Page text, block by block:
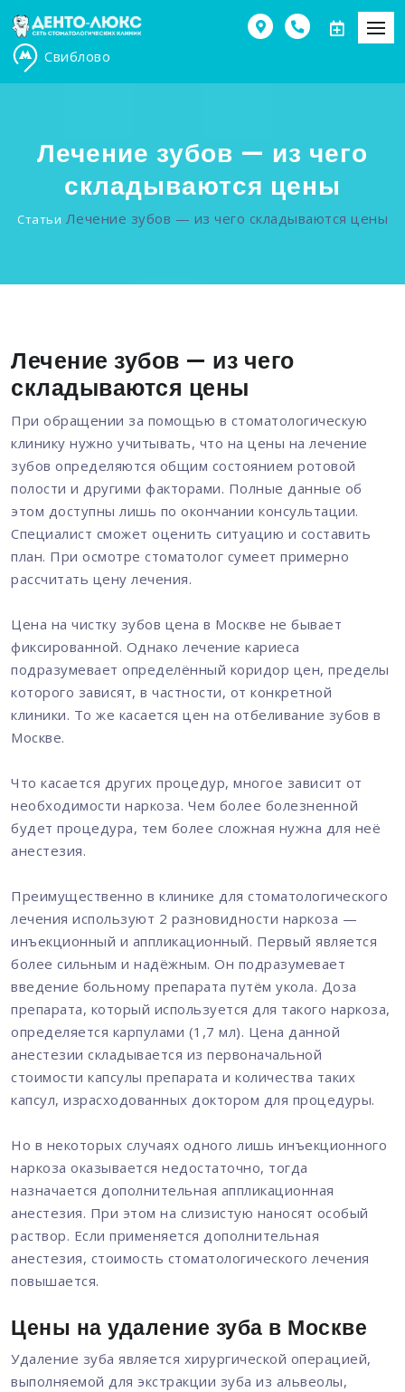
Свиблово
Лечение зубов — из чего
складываются цены
Статьи Лечение зубов — из чего складываются цены
Лечение зубов — из чего
складываются цены
При обращении за помощью в стоматологическую
клинику нужно учитывать, что на цены на лечение
зубов определяются общим состоянием ротовой
полости и другими факторами. Полные данные об
этом доступны лишь по окончании консультации.
Специалист сможет оценить ситуацию и составить
план. При осмотре стоматолог сумеет примерно
рассчитать цену лечения.
Цена на чистку зубов цена в Москве не бывает
фиксированной. Однако лечение кариеса
подразумевает определённый коридор цен, пределы
которого зависят, в частности, от конкретной
клиники. То же касается цен на отбеливание зубов в
Москве.
Что касается других процедур, многое зависит от
необходимости наркоза. Чем более болезненной
будет процедура, тем более сложная нужна для неё
анестезия.
Преимущественно в клинике для стоматологического
лечения используют 2 разновидности наркоза —
инъекционный и аппликационный. Первый является
более сильным и надёжным. Он подразумевает
введение больному препарата путём укола. Доза
препарата, который используется для такого наркоза,
определяется карпулами (1,7 мл). Цена данной
анестезии складывается из первоначальной
стоимости капсулы препарата и количества таких
капсул, израсходованных доктором для процедуры.
Но в некоторых случаях одного лишь инъекционного
наркоза оказывается недостаточно, тогда
назначается дополнительная аппликационная
анестезия. При этом на слизистую наносят особый
раствор. Если применяется дополнительная
анестезия, стоимость стоматологического лечения
повышается.
Цены на удаление зуба в Москве
Удаление зуба является хирургической операцией,
выполняемой для экстракции зуба из альвеолы,